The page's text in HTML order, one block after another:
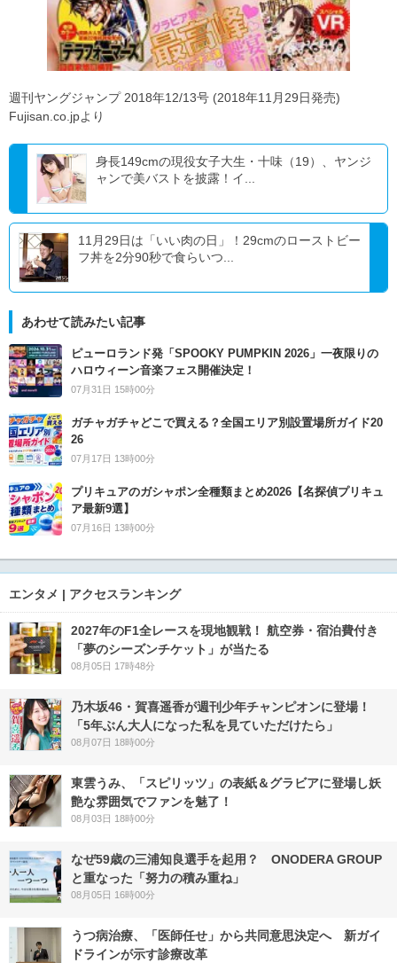
週刊ヤングジャンプ 2018年12/13号 (2018年11月29日発売)
Fujisan.co.jpより
身長149cmの現役女子大生・十味（19）、ヤンジ
ャンで美バストを披露！イ...
11月29日は「いい肉の日」！29cmのローストビー
フ丼を2分90秒で食らいつ...
あわせて読みたい記事
ピューロランド発「SPOOKY PUMPKIN 2026」一夜限りの
ハロウィーン音楽フェス開催決定！
07月31日 15時00分
ガチャガチャどこで買える？全国エリア別設置場所ガイド20
26
07月17日 13時00分
プリキュアのガシャポン全種類まとめ2026【名探偵プリキュ
ア最新9選】
07月16日 13時00分
エンタメ | アクセスランキング
2027年のF1全レースを現地観戦！ 航空券・宿泊費付き
「夢のシーズンチケット」が当たる
08月05日 17時48分
乃木坂46・賀喜遥香が週刊少年チャンピオンに登場！
「5年ぶん大人になった私を見ていただけたら」
08月07日 18時00分
東雲うみ、「スピリッツ」の表紙＆グラビアに登場し妖
艶な雰囲気でファンを魅了！
08月03日 18時00分
なぜ59歳の三浦知良選手を起用？ ONODERA GROUP
と重なった「努力の積み重ね」
08月05日 16時00分
うつ病治療、「医師任せ」から共同意思決定へ 新ガイ
ドラインが示す診療改革